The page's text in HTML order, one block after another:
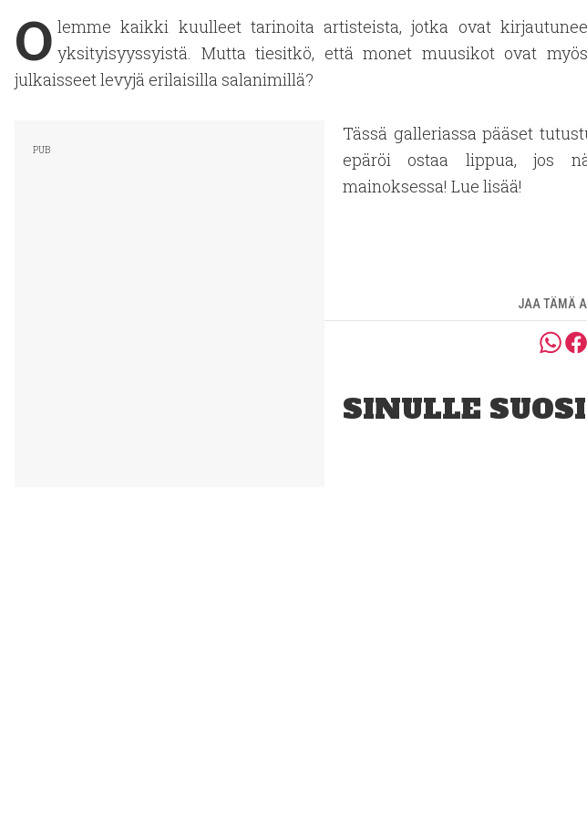
O lemme kaikki kuulleet tarinoita artisteista, jotka ovat
yksityisyyssyistä. Mutta tiesitkö, että monet muusikot ovat
julkaisseet levyjä erilaisilla salanimillä?
Tässä galleriassa pääset
epäröi ostaa lippua, jos
mainoksessa! Lue lisää!
JAA TÄMÄ
SINULLE